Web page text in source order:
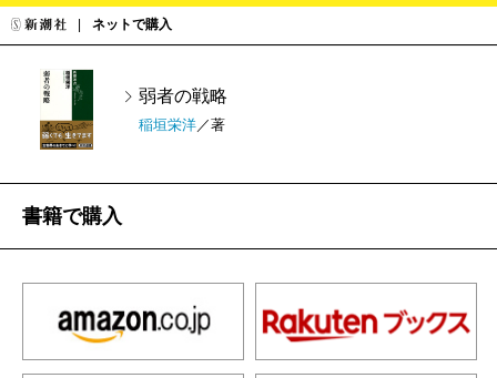
ネットで購入
弱者の戦略
稲垣栄洋 ／著
書籍で購入